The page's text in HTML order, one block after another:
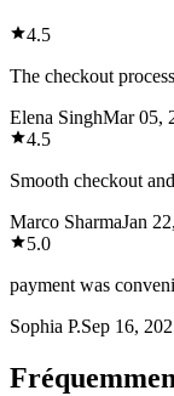
4.5
The checkout
Elena SinghMar 05,
4.5
Smooth checkout
Marco SharmaJan
5.0
payment was
Sophia P.Sep 16,